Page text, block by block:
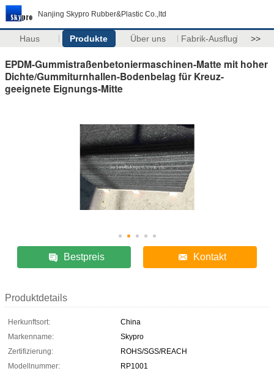
Nanjing Skypro Rubber&Plastic Co.,ltd
Haus Produkte Über uns Fabrik-Ausflug >>
EPDM-Gummistraßenbetoniermaschinen-Matte mit hoher
Dichte/Gummiturnhallen-Bodenbelag für Kreuz-
geeignete Eignungs-Mitte
Bestpreis Kontakt
Produktdetails
Herkunftsort:
China
Markenname:
Skypro
Zertifizierung:
ROHS/SGS/REACH
Modellnummer:
RP1001